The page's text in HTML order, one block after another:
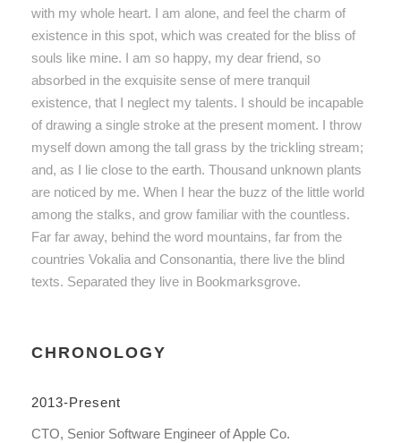
with my whole heart. I am alone, and feel the charm of
existence in this spot, which was created for the bliss of
souls like mine. I am so happy, my dear friend, so
absorbed in the exquisite sense of mere tranquil
existence, that I neglect my talents. I should be incapable
of drawing a single stroke at the present moment. I throw
myself down among the tall grass by the trickling stream;
and, as I lie close to the earth. Thousand unknown plants
are noticed by me. When I hear the buzz of the little world
among the stalks, and grow familiar with the countless.
Far far away, behind the word mountains, far from the
countries Vokalia and Consonantia, there live the blind
texts. Separated they live in Bookmarksgrove.
CHRONOLOGY
2013-Present
CTO, Senior Software Engineer of Apple Co.